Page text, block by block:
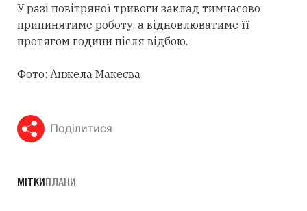
У разі повітряної тривоги заклад тимчасово
припинятиме роботу, а відновлюватиме її
протягом години після відбою.
Фото: Анжела Макеєва
Поділитися
МІТКИПЛАНИ